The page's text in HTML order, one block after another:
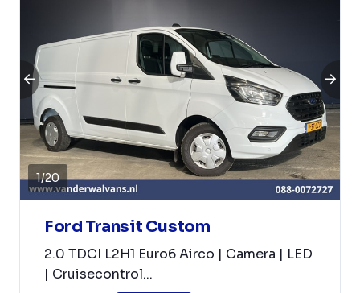
1/20
Ford Transit Custom
2.0 TDCI L2H1 Euro6 Airco | Camera | LED
| Cruisecontrol...